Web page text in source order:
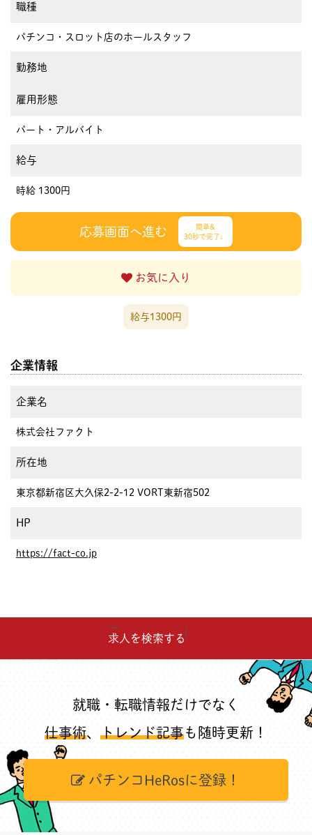
職種
パチンコ・スロット店のホールスタッフ
勤務地
雇用形態
パート・アルバイト
給与
時給 1300円
応募画面へ進む
簡単&
30秒で完了♩
お気に入り
給与1300円
企業情報
企業名
株式会社ファクト
所在地
東京都新宿区大久保2-2-12 VORT東新宿502
HP
https://fact-co.jp
求人を検索する
就職・転職情報だけでなく
仕事術、 トレンド記事も随時更新！
パチンコHeRosに登録！